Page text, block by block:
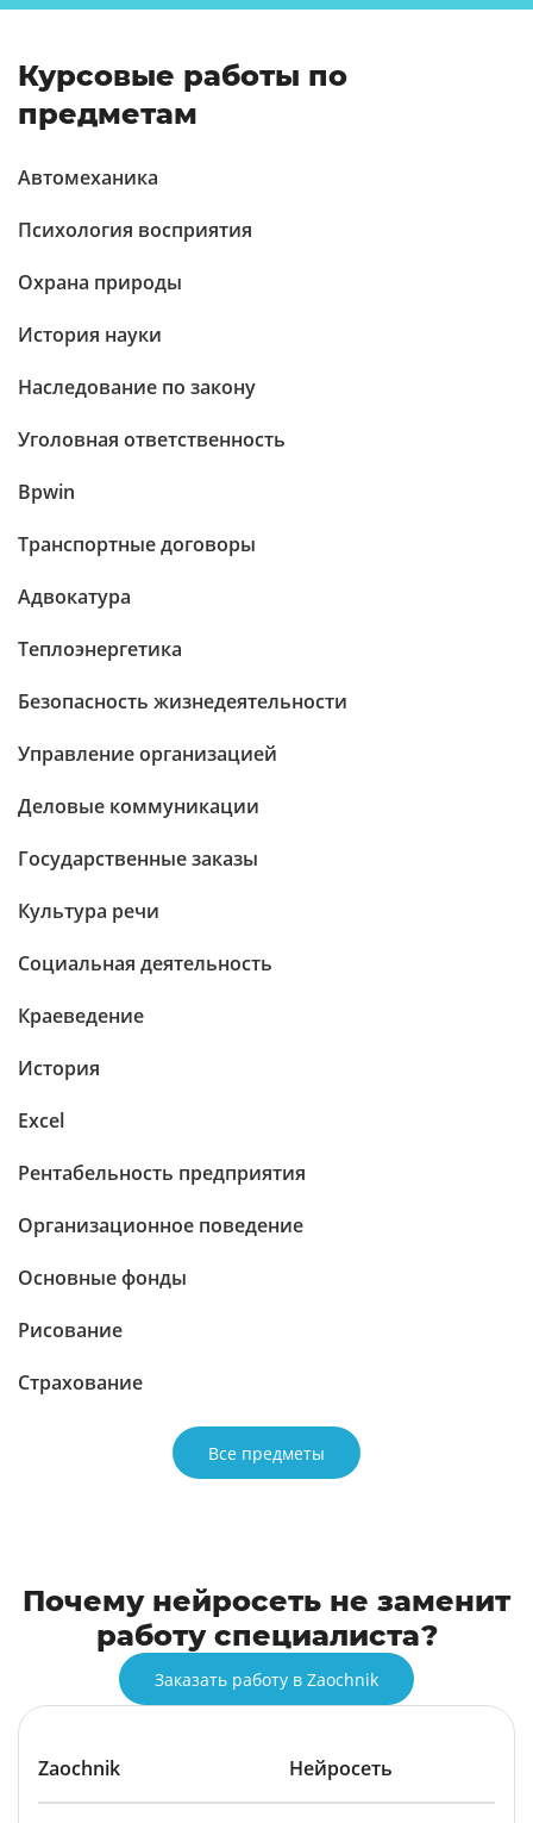
Курсовые работы по
предметам
Автомеханика
Психология восприятия
Охрана природы
История науки
Наследование по закону
Уголовная ответственность
Bpwin
Транспортные договоры
Адвокатура
Теплоэнергетика
Безопасность жизнедеятельности
Управление организацией
Деловые коммуникации
Государственные заказы
Культура речи
Социальная деятельность
Краеведение
История
Excel
Рентабельность предприятия
Организационное поведение
Основные фонды
Рисование
Страхование
Все предметы
Почему нейросеть не заменит
работу специалиста?
Заказать работу в Zaochnik
Zaochnik Нейросеть